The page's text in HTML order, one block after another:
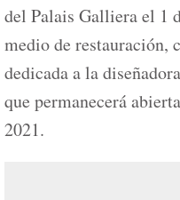
del Palais Galliera el 1
medio de restauración,
dedicada a la
que permanecerá
2021.